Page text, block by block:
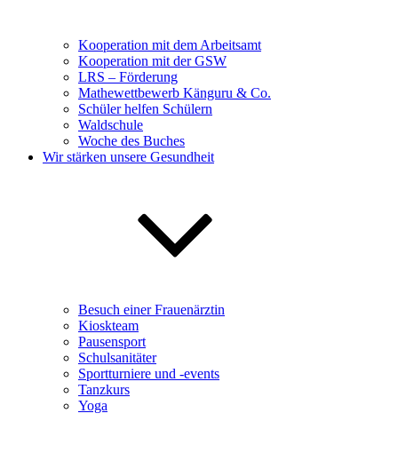
Kooperation mit dem Arbeitsamt
Kooperation mit der GSW
LRS – Förderung
Mathewettbewerb Känguru & Co.
Schüler helfen Schülern
Waldschule
Woche des Buches
Wir stärken unsere Gesundheit
Besuch einer Frauenärztin
Kioskteam
Pausensport
Schulsanitäter
Sportturniere und -events
Tanzkurs
Yoga